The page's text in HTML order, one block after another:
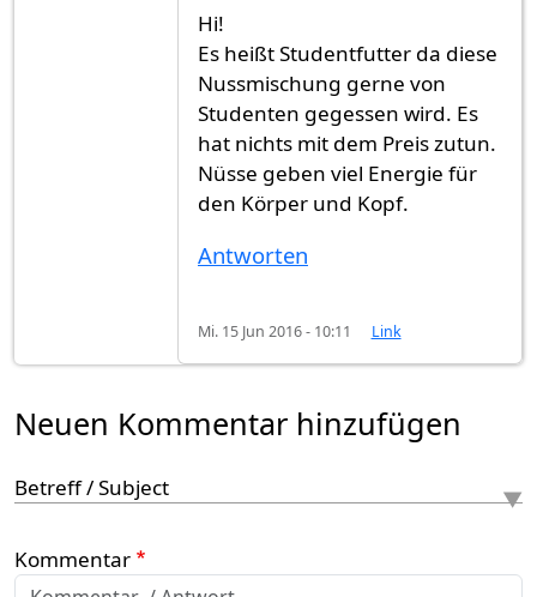
Hi!
Es heißt Studentfutter da diese
Nussmischung gerne von
Studenten gegessen wird. Es
hat nichts mit dem Preis zutun.
Nüsse geben viel Energie für
den Körper und Kopf.
Antworten
Mi. 15 Jun 2016 - 10:11 Link
Neuen Kommentar hinzufügen
Betreff / Subject
Kommentar